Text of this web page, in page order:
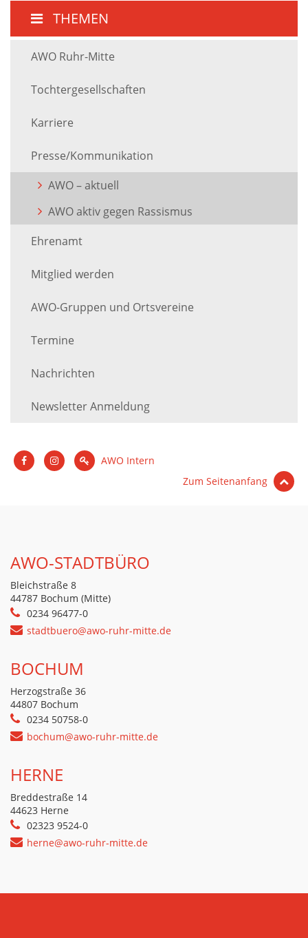
THEMEN
AWO Ruhr-Mitte
Tochtergesellschaften
Karriere
Presse/Kommunikation
AWO – aktuell
AWO aktiv gegen Rassismus
Ehrenamt
Mitglied werden
AWO-Gruppen und Ortsvereine
Termine
Nachrichten
Newsletter Anmeldung
AWO Intern
Zum Seitenanfang
AWO-STADTBÜRO
Bleichstraße 8
44787 Bochum (Mitte)
0234 96477-0
stadtbuero@awo-ruhr-mitte.de
BOCHUM
Herzogstraße 36
44807 Bochum
0234 50758-0
bochum@awo-ruhr-mitte.de
HERNE
Breddestraße 14
44623 Herne
02323 9524-0
herne@awo-ruhr-mitte.de